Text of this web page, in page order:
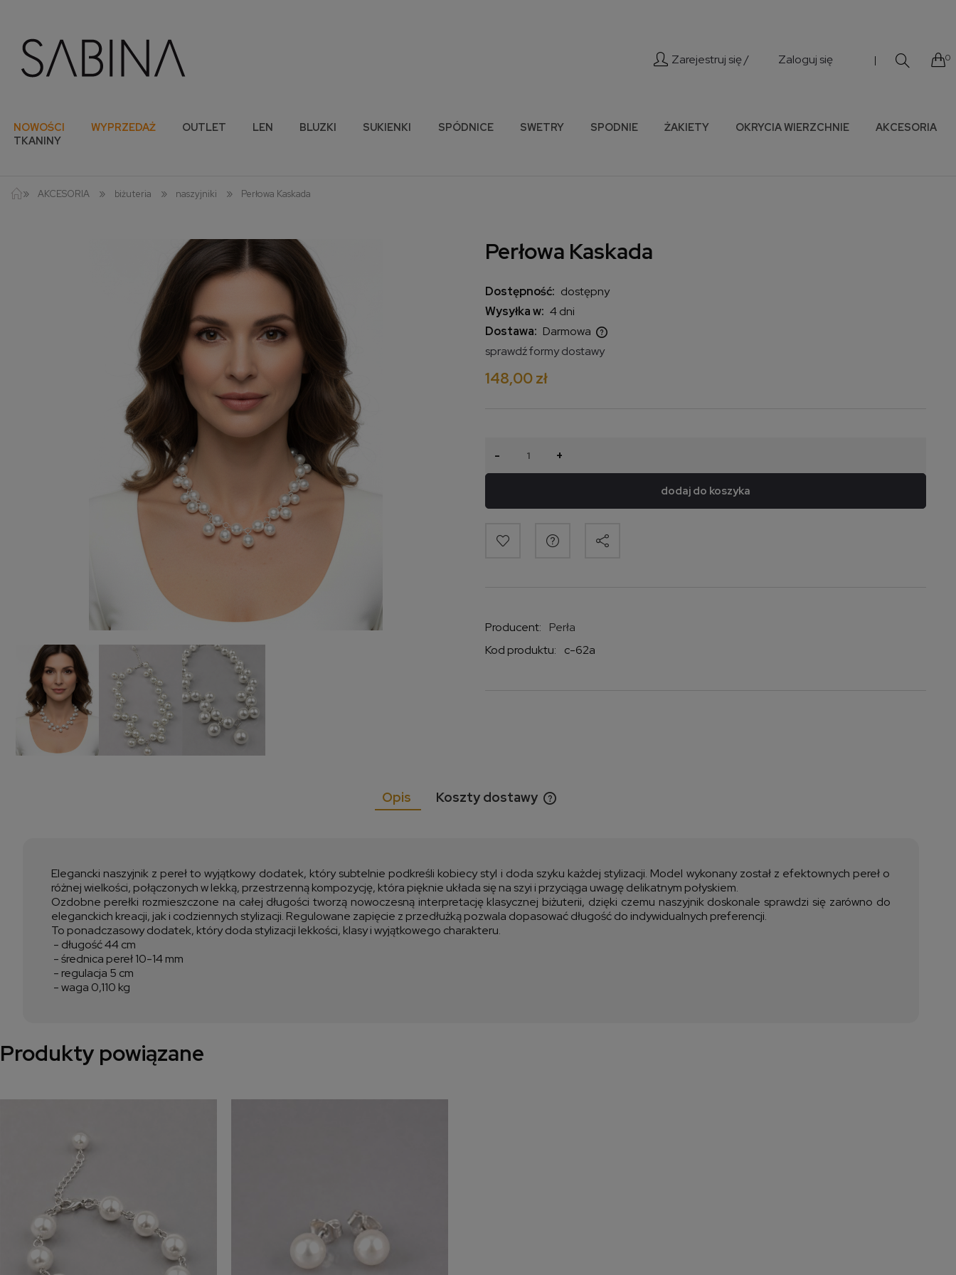
Zarejestruj się / Zaloguj się | 0
NOWOŚCI WYPRZEDAŻ OUTLET LEN BLUZKI SUKIENKI SPÓDNICE SWETRY SPODNIE ŻAKIETY OKRYCIA WIERZCHNIE
AKCESORIA
TKANINY
» AKCESORIA » biżuteria » naszyjniki » Perłowa Kaskada
Perłowa Kaskada
Dostępność: dostępny
Wysyłka w: 4 dni
Dostawa: Darmowa
kosztów płatności
sprawdź formy dostawy
148,00 zł
- +
dodaj do koszyka
Producent:
Perła
Kod produktu:
c-62a
Opis Koszty dostawy
Elegancki naszyjnik z pereł to wyjątkowy dodatek, który subtelnie podkreśli kobiecy styl i doda szyku każdej stylizacji. Model wykonany został z efektownych pereł o
różnej wielkości, połączonych w lekką, przestrzenną kompozycję, która pięknie układa się na szyi i przyciąga uwagę delikatnym połyskiem.
Ozdobne perełki rozmieszczone na całej długości tworzą nowoczesną interpretację klasycznej biżuterii, dzięki czemu naszyjnik doskonale sprawdzi się zarówno do
eleganckich kreacji, jak i codziennych stylizacji. Regulowane zapięcie z przedłużką pozwala dopasować długość do indywidualnych preferencji.
To ponadczasowy dodatek, który doda stylizacji lekkości, klasy i wyjątkowego charakteru.
- długość 44 cm
- średnica pereł 10-14 mm
- regulacja 5 cm
- waga 0,110 kg
Produkty powiązane